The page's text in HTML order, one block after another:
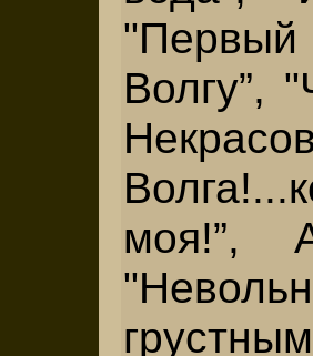
Волгу”,
моя!”,